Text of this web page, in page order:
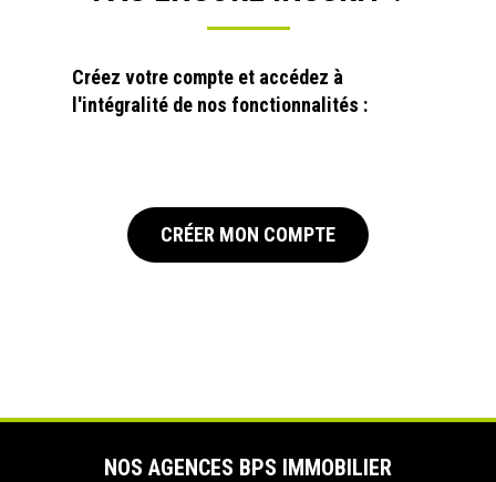
Créez votre compte et accédez à
l'intégralité de nos fonctionnalités :
CRÉER MON COMPTE
NOS AGENCES BPS IMMOBILIER